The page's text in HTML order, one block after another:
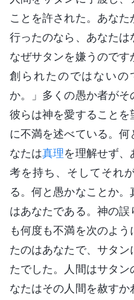
ことを許された。あな
行ったのなら、あなたは
なぜサタンを嫌うので
創られたのではないの
か。」多くの愚か者がそ
彼らは神を愛すること
に不満を述べている。
なたは真理を理解せず、
考を持ち、そしてそれ
る。何と愚かなことか
はあなたである。神の
も何度も不満を次のよ
たのはあなたで、サタ
たでした。人間はサタ
なたはその人間を赦す